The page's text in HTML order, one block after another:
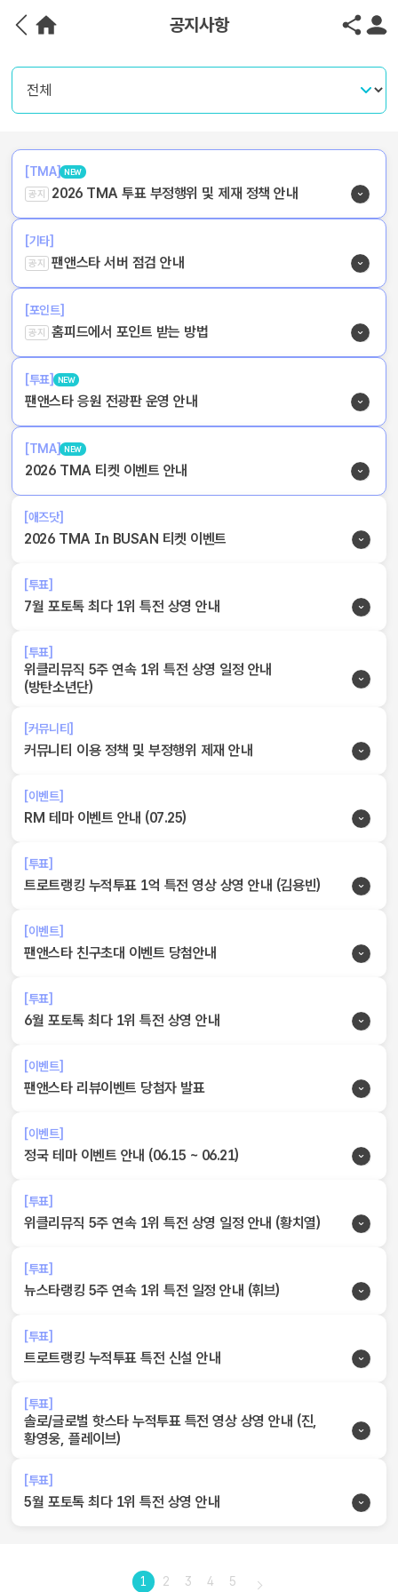
공지사항
[TMA] NEW
공지 2026 TMA 투표 부정행위 및 제재 정책 안내
[기타]
공지 팬앤스타 서버 점검 안내
[포인트]
공지 홈피드에서 포인트 받는 방법
[투표] NEW
팬앤스타 응원 전광판 운영 안내
[TMA] NEW
2026 TMA 티켓 이벤트 안내
[애즈닷]
2026 TMA In BUSAN 티켓 이벤트
[투표]
7월 포토톡 최다 1위 특전 상영 안내
[투표]
위클리뮤직 5주 연속 1위 특전 상영 일정 안내
(방탄소년단)
[커뮤니티]
커뮤니티 이용 정책 및 부정행위 제재 안내
[이벤트]
RM 테마 이벤트 안내 (07.25)
[투표]
트로트랭킹 누적투표 1억 특전 영상 상영 안내 (김용빈)
[이벤트]
팬앤스타 친구초대 이벤트 당첨안내
[투표]
6월 포토톡 최다 1위 특전 상영 안내
[이벤트]
팬앤스타 리뷰이벤트 당첨자 발표
[이벤트]
정국 테마 이벤트 안내 (06.15 ~ 06.21)
[투표]
위클리뮤직 5주 연속 1위 특전 상영 일정 안내 (황치열)
[투표]
뉴스타랭킹 5주 연속 1위 특전 일정 안내 (휘브)
[투표]
트로트랭킹 누적투표 특전 신설 안내
[투표]
솔로/글로벌 핫스타 누적투표 특전 영상 상영 안내 (진,
황영웅, 플레이브)
[투표]
5월 포토톡 최다 1위 특전 상영 안내
1 2 3 4 5